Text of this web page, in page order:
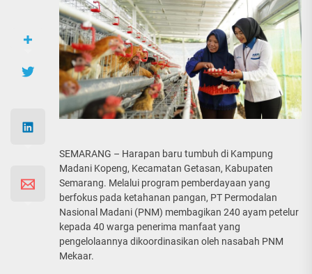
SEMARANG – Harapan baru tumbuh di Kampung
Madani Kopeng, Kecamatan Getasan, Kabupaten
Semarang. Melalui program pemberdayaan yang
berfokus pada ketahanan pangan, PT Permodalan
Nasional Madani (PNM) membagikan 240 ayam petelur
kepada 40 warga penerima manfaat yang
pengelolaannya dikoordinasikan oleh nasabah PNM
Mekaar.